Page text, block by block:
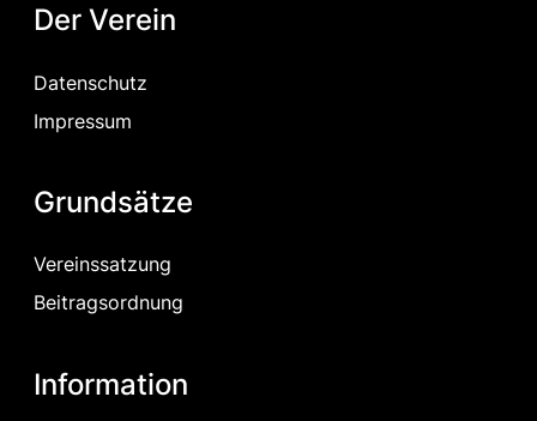
Der Verein
Datenschutz
Impressum
Grundsätze
Vereinssatzung
Beitragsordnung
Information